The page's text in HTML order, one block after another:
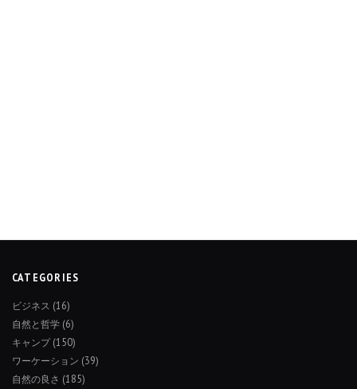
CATEGORIES
ビジネス (16)
自然と哲学 (6)
キャンプ(150)
ワーケーション (39)
自然の良さ (185)